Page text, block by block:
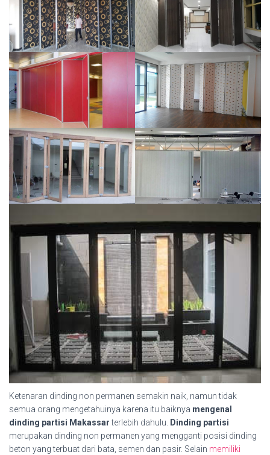
Ketenaran dinding non permanen semakin naik, namun tidak
semua orang mengetahuinya karena itu baiknya mengenal
dinding partisi Makassarterlebih dahulu.
Dinding partisi
merupakan dinding non permanen yang mengganti posisi dinding
beton yang terbuat dari bata, semen dan pasir. Selain memiliki